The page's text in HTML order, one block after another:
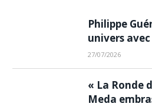
Philippe
univers
27/07/2026
« La Ronde
Meda